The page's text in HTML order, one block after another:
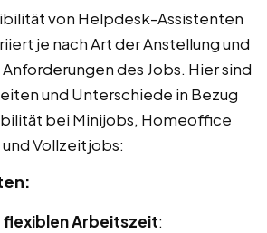
von Helpdesk-Assistenten
je nach Art der Anstellung und
des Jobs. Hier sind
und Unterschiede in Bezug
bei Minijobs, Homeoffice
Vollzeitjobs:
Arbeitszeit: